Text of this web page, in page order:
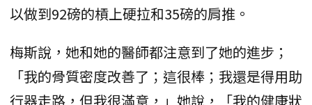
以做到92磅的槓上硬拉和35磅的肩推。
梅斯說，她和她的醫師都注意到了她的進步；
「我的骨質密度改善了；這很棒；我還是得用助
行器走路，但我很滿意，」她說，「我的健康狀